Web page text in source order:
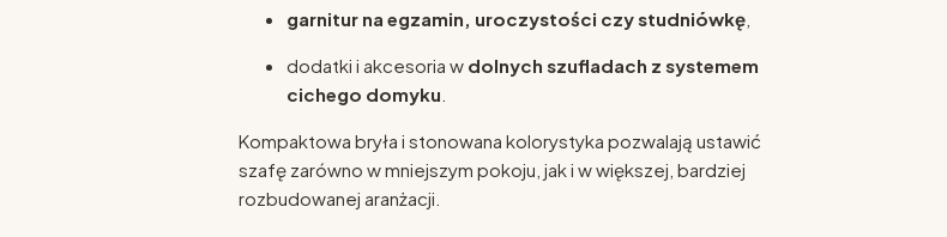
garnitur na egzamin, uroczystości czy studniówkę,
dodatki i akcesoria w dolnych szufladach z systemem
cichego domyku
Kompaktowa bryła i stonowana kolorystyka pozwalają ustawić
szafę zarówno w mniejszym pokoju, jak i w większej, bardziej
rozbudowanej aranżacji.